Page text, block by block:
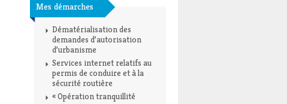
Mes démarches
Dématérialisation des
demandes d’autorisation
d’urbanisme
Services internet relatifs au
permis de conduire et à la
sécurité routière
« Opération tranquillité